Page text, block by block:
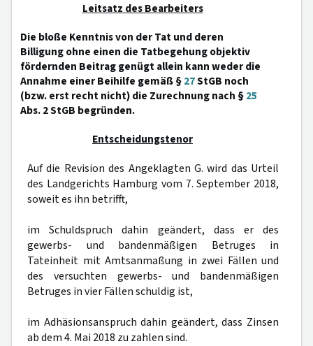
Leitsatz des Bearbeiters
Die bloße Kenntnis von der Tat und deren
Billigung ohne einen die Tatbegehung objektiv
fördernden Beitrag genügt allein kann weder die
Annahme einer Beihilfe gemäß §27StGB noch
(bzw. erst recht nicht) die Zurechnung nach §25
Abs. 2 StGB begründen.
Entscheidungstenor
Auf die Revision des Angeklagten G. wird das Urteil
des Landgerichts Hamburg vom 7. September 2018,
soweit es ihn betrifft,
im Schuldspruch dahin geändert, dass er des
gewerbs- und bandenmäßigen Betruges in
Tateinheit mit Amtsanmaßung in zwei Fällen und
des versuchten gewerbs- und bandenmäßigen
Betruges in vier Fällen schuldig ist,
im Adhäsionsanspruch dahin geändert, dass Zinsen
ab dem 4. Mai 2018 zu zahlen sind.